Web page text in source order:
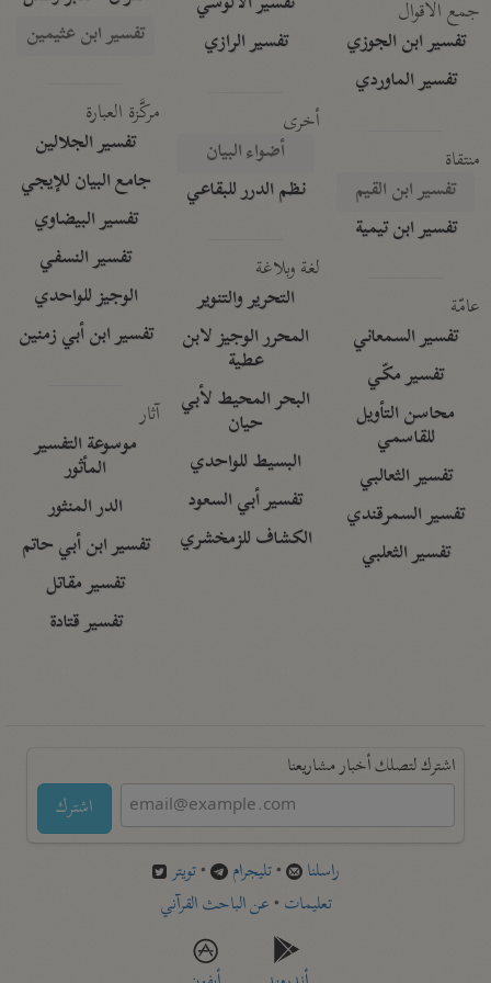
جمع الأقوال
تفسير ابن الجوزي
تفسير الماوردي
منتقاة
تفسير ابن القيم
تفسير ابن تيمية
عامّة
تفسير السمعاني
تفسير مكّي
محاسن التأويل
للقاسمي
تفسير الثعالبي
تفسير السمرقندي
تفسير الثعلبي
تفسير الرازي
أخرى
أضواء البيان
نظم الدرر للبقاعي
لغة وبلاغة
التحرير والتنوير
المحرر الوجيز لابن
عطية
البحر المحيط لأبي
حيان
البسيط للواحدي
تفسير أبي السعود
الكشاف للزمخشري
تفسير ابن عثيمين
مركَّزة العبارة
تفسير الجلالين
جامع البيان للإيجي
تفسير البيضاوي
تفسير النسفي
الوجيز للواحدي
تفسير ابن أبي زمنين
آثار
موسوعة التفسير
المأثور
الدر المنثور
تفسير ابن أبي حاتم
تفسير مقاتل
تفسير قتادة
اشترك لتصلك أخبار مشاريعنا
اشترك
راسلنا •تليجرام •تويتر
تعليمات •عن الباحث القرآني